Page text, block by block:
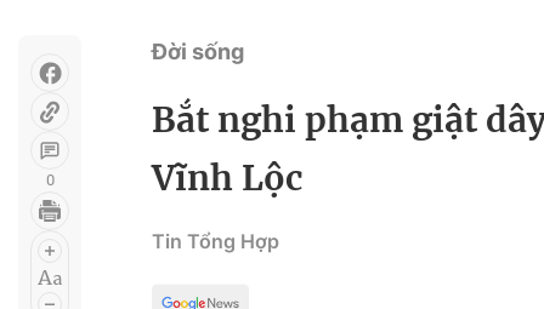
Quốc tế
An Sinh
Công nghệ
0
Đời sống
Bắt nghi phạm giật
Vĩnh Lộc
Tin Tổng Hợp